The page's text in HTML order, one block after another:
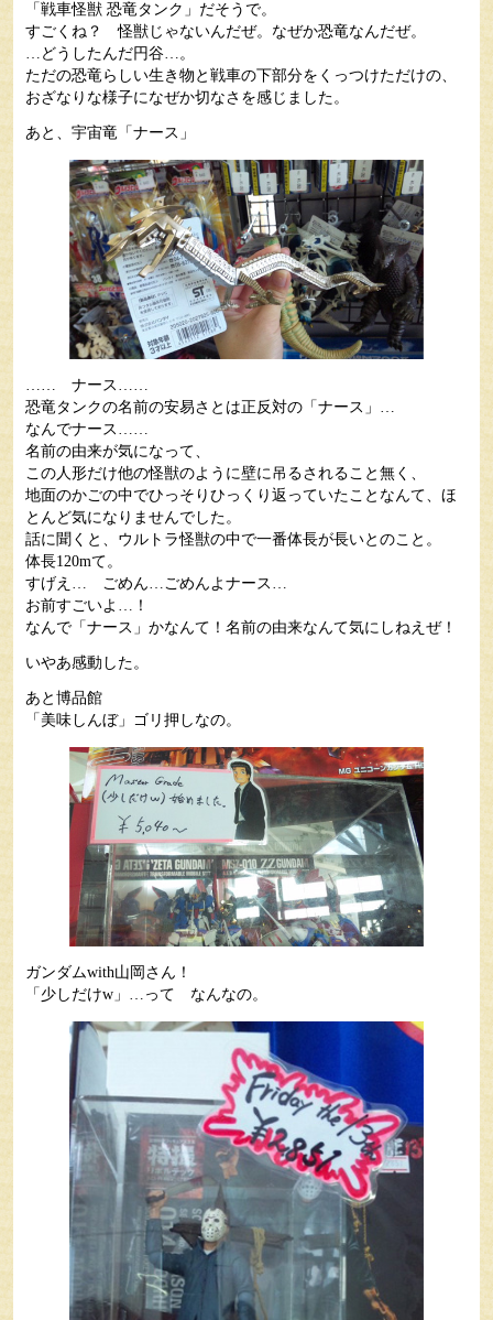
「戦車怪獣 恐竜タンク」だそうで。
すごくね？ 怪獣じゃないんだぜ。なぜか恐竜なんだぜ。
…どうしたんだ円谷…。
ただの恐竜らしい生き物と戦車の下部分をくっつけただけの、
おざなりな様子になぜか切なさを感じました。
あと、宇宙竜「ナース」
…… ナース……
恐竜タンクの名前の安易さとは正反対の「ナース」…
なんでナース……
名前の由来が気になって、
この人形だけ他の怪獣のように壁に吊るされること無く、
地面のかごの中でひっそりひっくり返っていたことなんて、ほ
とんど気になりませんでした。
話に聞くと、ウルトラ怪獣の中で一番体長が長いとのこと。
体長120mて。
すげえ… ごめん…ごめんよナース…
お前すごいよ…！
なんで「ナース」かなんて！名前の由来なんて気にしねえぜ！
いやあ感動した。
あと博品館
「美味しんぼ」ゴリ押しなの。
ガンダムwith山岡さん！
「少しだけw」…って なんなの。